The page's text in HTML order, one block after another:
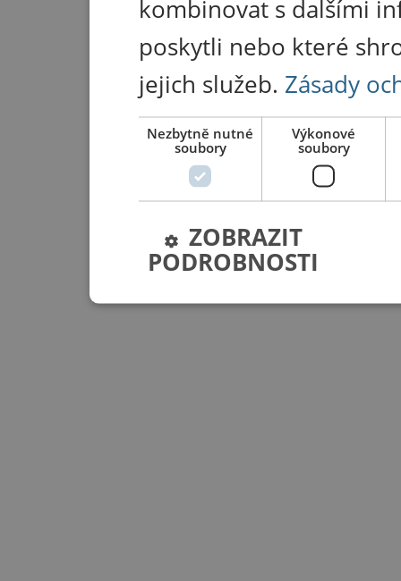
kombinovat s dalšími
poskytli nebo které
jejich služeb. Zásady
Nezbytně nutné
soubory
Výkonové
soubory
ZOBRAZIT
PODROBNOSTI